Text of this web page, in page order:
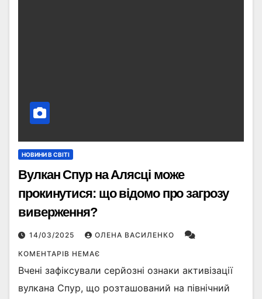
НОВИНИ В СВІТІ
Вулкан Спур на Алясці може
прокинутися: що відомо про загрозу
виверження?
14/03/2025 ОЛЕНА ВАСИЛЕНКО
КОМЕНТАРІВ НЕМАЄ
Вчені зафіксували серйозні ознаки активізації
вулкана Спур, що розташований на північний